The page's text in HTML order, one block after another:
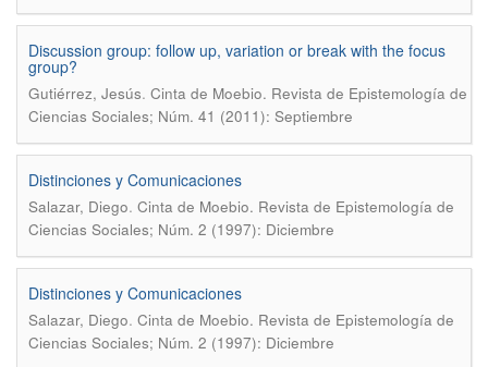
Discussion group: follow up, variation or break with the focus
group?
Gutiérrez, Jesús. Cinta de Moebio. Revista de Epistemología de
Ciencias Sociales; Núm. 41 (2011): Septiembre
Distinciones y Comunicaciones
Salazar, Diego. Cinta de Moebio. Revista de Epistemología de
Ciencias Sociales; Núm. 2 (1997): Diciembre
Distinciones y Comunicaciones
Salazar, Diego. Cinta de Moebio. Revista de Epistemología de
Ciencias Sociales; Núm. 2 (1997): Diciembre